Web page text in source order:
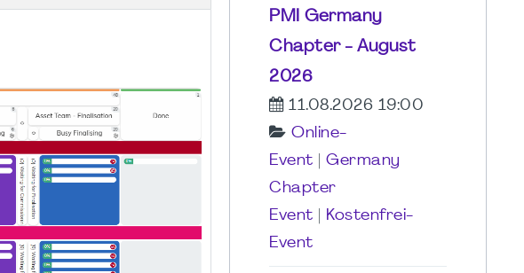
PMI Germany
Chapter - August
2026
11.08.2026 19:00
Online-
Event
Germany
Chapter
Event
Kostenfrei-
Event